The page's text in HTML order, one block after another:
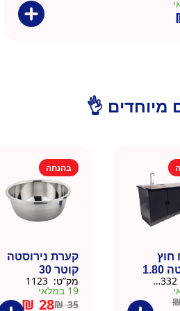
מיוחדים 👌
חוץ
נירוסטה 1.80
שיש
בהנחה
קערת נירוסטה
קוטר 30
מק”ט:
19 במלאי
₪35
₪ 28